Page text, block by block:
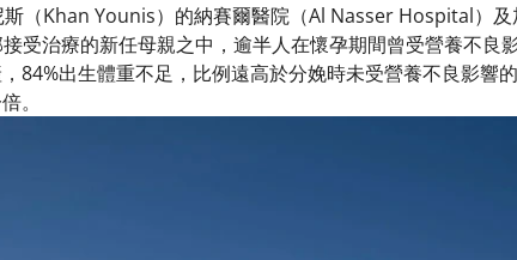
（Khan Younis）的納賽爾醫院（Al Nasser Hospital）
受治療的新任母親之中，逾半人在懷孕期間曾受營養不良
84%出生體重不足，比例遠高於分娩時未受營養不良影響
。